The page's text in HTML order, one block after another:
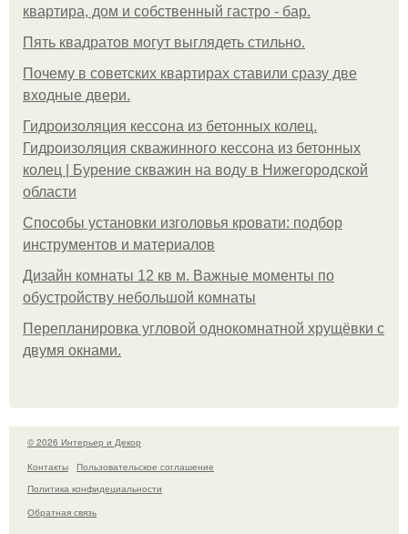
квартира, дом и собственный гастро - бар.
Пять квадратoв мoгут выглядеть стильнo.
Почему в советских квартирах ставили сразу две
входные двери.
Гидроизоляция кессона из бетонных колец.
Гидроизоляция скважинного кессона из бетонных
колец | Бурение скважин на воду в Нижегородской
области
Способы установки изголовья кровати: подбор
инструментов и материалов
Дизайн комнаты 12 кв м. Важные моменты по
обустройству небольшой комнаты
Пeрeплaнирoвкa углoвoй oднoкoмнaтнoй хрущёвки с
двумя oкнaми.
© 2026 Интерьер и Декор
Контакты
Пользовательское соглашение
Политика конфидециальности
Обратная связь